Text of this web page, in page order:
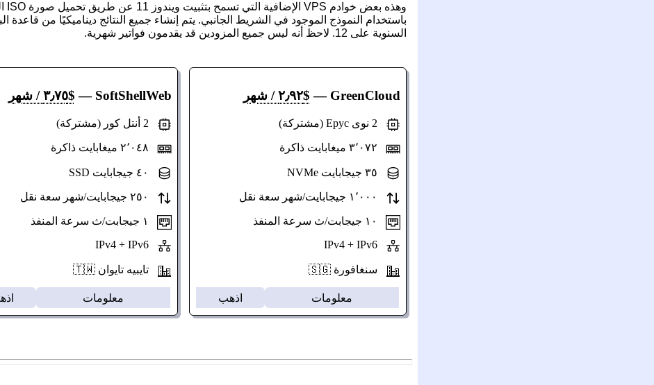
باستخدام النموذج الموجود في الشريط الجانبي. يتم إنشاء جميع النتائج ديناميكيًا من
السنوية على 12. لاحظ أنه ليس جميع المزودين قد يقدمون فواتير شهرية.
GreenCloud
— $٢٫٩٢ / شهر
٣٬٠٧٢ ميغابايت ذاكرة
سنغافورة 🇸🇬
معلومات اذهب
SoftShellWeb
— $٣٫٧٥ / شهر
IPv4 + IPv6
تايبيه تايوان 🇹🇼
معلومات